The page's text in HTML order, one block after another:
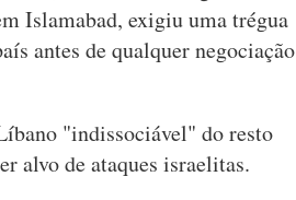
Islamabad, exigiu uma trégua
antes de qualquer negociação
"indissociável" do resto
alvo de ataques israelitas.